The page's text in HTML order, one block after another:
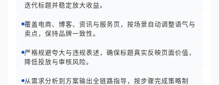
迭代标题并稳定放大收益。
覆盖电商、博客、资讯与服务页，按场景自动调整语气与
卖点，保持品牌一致性。
严格规避夸大与违规表述，确保标题真实反映页面价值，
降低投放与审核风险。
从需求分析到方案输出全链路指导，按步骤完成策略制